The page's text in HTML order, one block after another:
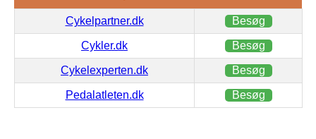
Cykelpartner.dk Besøg
Cykler.dk Besøg
Cykelexperten.dk Besøg
Pedalatleten.dk Besøg